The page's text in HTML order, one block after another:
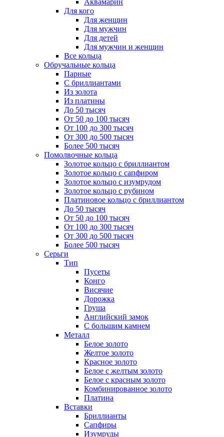
Аквамарин
Для кого
Для женщин
Для мужчин
Для детей
Для мужчин и женщин
Все кольца
Обручальные кольца
Парные
С бриллиантами
Из золота
Из платины
До 50 тысяч
От 50 до 100 тысяч
От 100 до 300 тысяч
От 300 до 500 тысяч
Более 500 тысяч
Помолвочные кольца
Золотое кольцо с бриллиантом
Золотое кольцо с сапфиром
Золотое кольцо с изумрудом
Золотое кольцо с рубином
Платиновое кольцо с бриллиантом
До 50 тысяч
От 50 до 100 тысяч
От 100 до 300 тысяч
От 300 до 500 тысяч
Более 500 тысяч
Серьги
Тип
Пусеты
Конго
Висячие
Дорожка
Груша
Английский замок
С большим камнем
Металл
Белое золото
Желтое золото
Красное золото
Белое с желтым золото
Белое с красным золото
Комбинированное золото
Платина
Вставки
Бриллианты
Сапфиры
Изумруды